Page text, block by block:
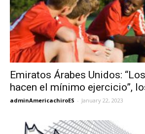
Emiratos Árabes Unidos:
hacen el mínimo ejercicio”,
adminAmericachiroES - January 22, 2023